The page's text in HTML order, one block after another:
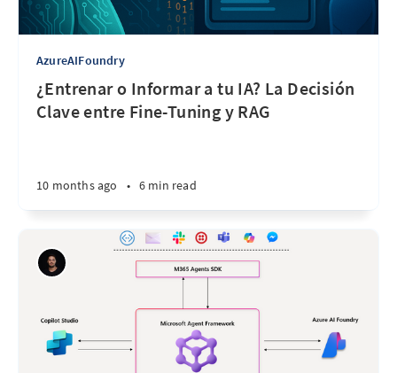
AzureAIFoundry
¿Entrenar o Informar a tu IA? La Decisión
Clave entre Fine-Tuning y RAG
10 months ago • 6 min read